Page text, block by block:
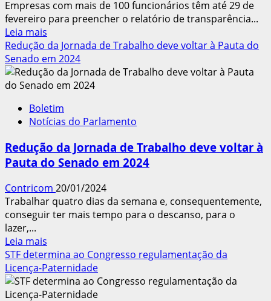
Empresas com mais de 100 funcionários têm até 29 de
fevereiro para preencher o relatório de transparência...
Leia mais
mais
sobre
Prazo
para
sobre
Equiparação
para
mulheres
em
Fevereiro
Redução da Jornada de Trabalho deve voltar à Pauta do
Senado em 2024
Boletim
Notícias do Parlamento
Redução da Jornada de Trabalho deve voltar à
Pauta do Senado em 2024
Contricom 20/01/2024
Trabalhar quatro dias da semana e, consequentemente,
conseguir ter mais tempo para o descanso, para o
lazer,...
Leia mais
mais
sobre
Redução
da
STF determina ao Congresso regulamentação da
Licença-Paternidade